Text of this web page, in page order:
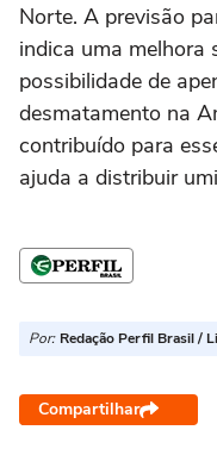
Norte. A previsão
indica uma melhora
possibilidade de
desmatamento na
contribuído para
ajuda a distribuir
Por: Redação Perfil Brasil /
Compartilhar